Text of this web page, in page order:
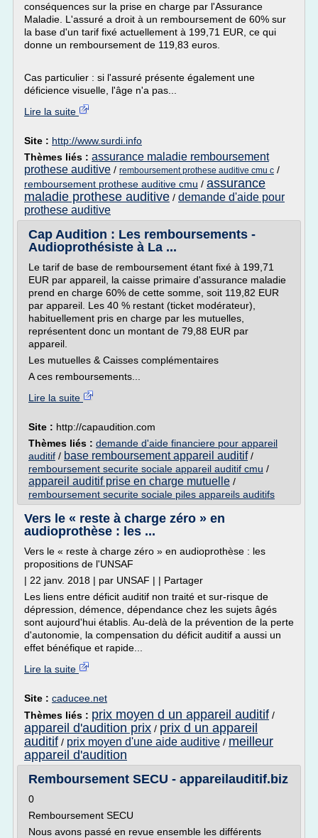
conséquences sur la prise en charge par l'Assurance
Maladie. L'assuré a droit à un remboursement de 60% sur
la base d'un tarif fixé actuellement à 199,71 EUR, ce qui
donne un remboursement de 119,83 euros.
Cas particulier : si l'assuré présente également une
déficience visuelle, l'âge n'a pas...
Lire la suite
Site : http://www.surdi.info
Thèmes liés : assurance maladie remboursement
prothese auditive / remboursement prothese auditive cmu c /
remboursement prothese auditive cmu / assurance
maladie prothese auditive / demande d'aide pour
prothese auditive
Cap Audition : Les remboursements -
Audioprothésiste à La ...
Le tarif de base de remboursement étant fixé à 199,71
EUR par appareil, la caisse primaire d'assurance maladie
prend en charge 60% de cette somme, soit 119,82 EUR
par appareil. Les 40 % restant (ticket modérateur),
habituellement pris en charge par les mutuelles,
représentent donc un montant de 79,88 EUR par
appareil.
Les mutuelles & Caisses complémentaires
A ces remboursements...
Lire la suite
Site : http://capaudition.com
Thèmes liés : demande d'aide financiere pour appareil
auditif / base remboursement appareil auditif/
remboursement securite sociale appareil auditif cmu /
appareil auditif prise en charge mutuelle /
remboursement securite sociale piles appareils auditifs
Vers le « reste à charge zéro » en
audioprothèse : les ...
Vers le « reste à charge zéro » en audioprothèse : les
propositions de l'UNSAF
| 22 janv. 2018 | par UNSAF | | Partager
Les liens entre déficit auditif non traité et sur-risque de
dépression, démence, dépendance chez les sujets âgés
sont aujourd'hui établis. Au-delà de la prévention de la perte
d'autonomie, la compensation du déficit auditif a aussi un
effet bénéfique et rapide...
Lire la suite
Site : caducee.net
Thèmes liés : prix moyen d un appareil auditif /
appareil d'audition prix / prix d un appareil
auditif / prix moyen d'une aide auditive / meilleur
appareil d'audition
Remboursement SECU - appareilauditif.biz
0
Remboursement SECU
Nous avons passé en revue ensemble les différents